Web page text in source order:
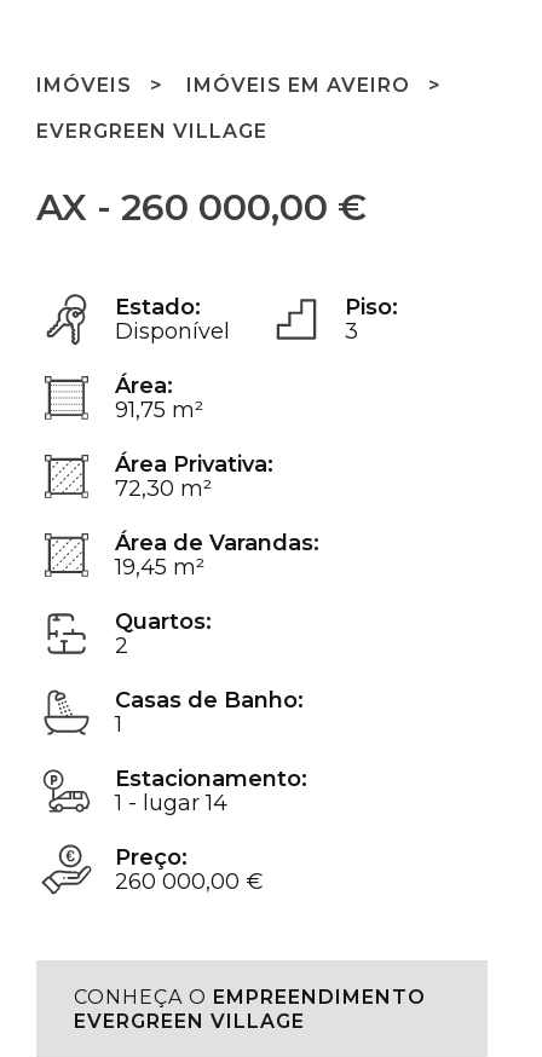
IMÓVEIS
IMÓVEIS EM AVEIRO
EVERGREEN VILLAGE
AX - 260 000,00 €
Estado:
Disponível
Piso:
3
Área:
91,75 m²
Área Privativa:
72,30 m²
Área de Varandas:
19,45 m²
Quartos:
2
Casas de Banho:
1
Estacionamento:
1 - lugar 14
Preço:
260 000,00 €
CONHEÇA O EMPREENDIMENTO
EVERGREEN VILLAGE